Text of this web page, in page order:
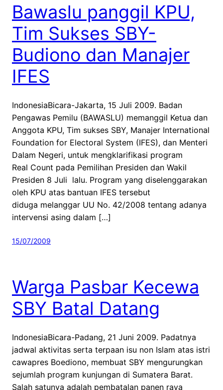
Bawaslu panggil KPU,
Tim Sukses SBY-
Budiono dan Manajer
IFES
IndonesiaBicara-Jakarta, 15 Juli 2009. Badan
Pengawas Pemilu (BAWASLU) memanggil Ketua dan
Anggota KPU, Tim sukses SBY, Manajer International
Foundation for Electoral System (IFES), dan Menteri
Dalam Negeri, untuk mengklarifikasi program
Real Count pada Pemilihan Presiden dan Wakil
Presiden 8 Juli lalu. Program yang diselenggarakan
oleh KPU atas bantuan IFES tersebut
diduga melanggar UU No. 42/2008 tentang adanya
intervensi asing dalam […]
15/07/2009
Warga Pasbar Kecewa
SBY Batal Datang
IndonesiaBicara-Padang, 21 Juni 2009. Padatnya
jadwal aktivitas serta terpaan isu non Islam atas istri
cawapres Boediono, membuat SBY mengurungkan
sejumlah program kunjungan di Sumatera Barat.
Salah satunya adalah pembatalan panen raya